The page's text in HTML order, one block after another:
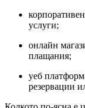
услуги;
онлайн
плащания;
уеб
резервации